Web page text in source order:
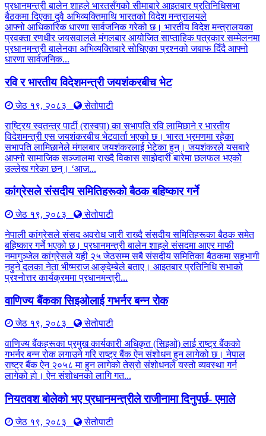
प्रधानमन्त्री बालेन शाहले भारतसँगको सीमाबारे आइतबार प्रतिनिधिसभा
बैठकमा दिएका दुवै अभिव्यक्तिमाथि भारतको विदेश मन्त्रालयले
आफ्नो आधिकारिक धारणा सार्वजनिक गरेको छ। भारतीय विदेश मन्त्रालयका
प्रवक्ता रणधीर जयसवालले मंगलबार आयोजित साप्ताहिक पत्रकार सम्मेलनमा
प्रधानमन्त्री बालेनका अभिव्यक्तिबारे सोधिएका प्रश्नको जबाफ दिँदै आफ्नो
धारणा सार्वजनिक...
रवि र भारतीय विदेशमन्त्री जयशंकरबीच भेट
जेठ १९, २०८३
सेतोपाटी
राष्ट्रिय स्वतन्त्र पार्टी (रास्वपा) का सभापति रवि लामिछाने र भारतीय
विदेशमन्त्री एस जयशंकरबीच भेटवार्ता भएको छ। भारत भ्रमणमा रहेका
सभापति लामिछानेले मंगलबार जयशंकरलाई भेटेका हुन्। जयशंकरले यसबारे
आफ्नो सामाजिक सञ्जालमा राख्दै विकास साझेदारी बारेमा छलफल भएको
उल्लेख गरेका छन्। ‘आज...
कांग्रेसले संसदीय समितिहरूकाे बैठक बहिष्कार गर्ने
जेठ १९, २०८३
सेतोपाटी
नेपाली कांग्रेसले संसद अवरोध जारी राख्दै संसदीय समितिहरूका बैठक समेत
बहिष्कार गर्ने भएको छ। प्रधानमन्त्री बालेन शाहले संसदमा आएर माफी
नमागुञ्जेल कांग्रेसले यही २५ जेठसम्म सबै संसदीय समितिका बैठकमा सहभागी
नहुने दलका नेता भीष्मराज आङ्देम्बेले बताए। आइतबार प्रतिनिधि सभाको
प्रश्नोत्तर कार्यक्रममा प्रधानमन्त्री...
वाणिज्य बैंकका सिइओलाई गभर्नर बन्न रोक
जेठ १९, २०८३
सेतोपाटी
वाणिज्य बैंकहरूका प्रमुख कार्यकारी अधिकृत (सिइओ) लाई राष्ट्र बैंकको
गभर्नर बन्न रोक लगाउने गरि राष्ट्र बैंक ऐन संशोधन हुन लागेको छ। नेपाल
राष्ट्र बैंक ऐन २०५८ मा हुन लागेको तेस्रो संशोधनले यस्तो व्यवस्था गर्न
लागेको हो। ऐन संशोधनको लागि गत...
नियतवश बोलेको भए प्रधानमन्त्रीले राजीनामा दिनुपर्छ- एमाले
जेठ १९, २०८३
सेतोपाटी